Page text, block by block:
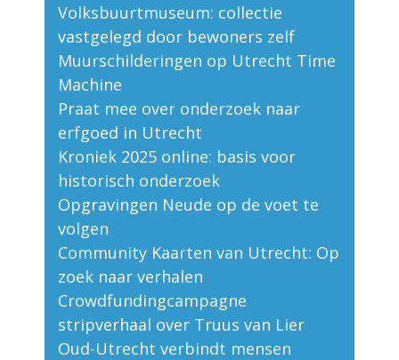
Volksbuurtmuseum: collectie
vastgelegd door bewoners zelf
Muurschilderingen op Utrecht Time
Machine
Praat mee over onderzoek naar
erfgoed in Utrecht
Kroniek 2025 online: basis voor
historisch onderzoek
Opgravingen Neude op de voet te
volgen
Community Kaarten van Utrecht: Op
zoek naar verhalen
Crowdfundingcampagne
stripverhaal over Truus van Lier
Oud-Utrecht verbindt mensen